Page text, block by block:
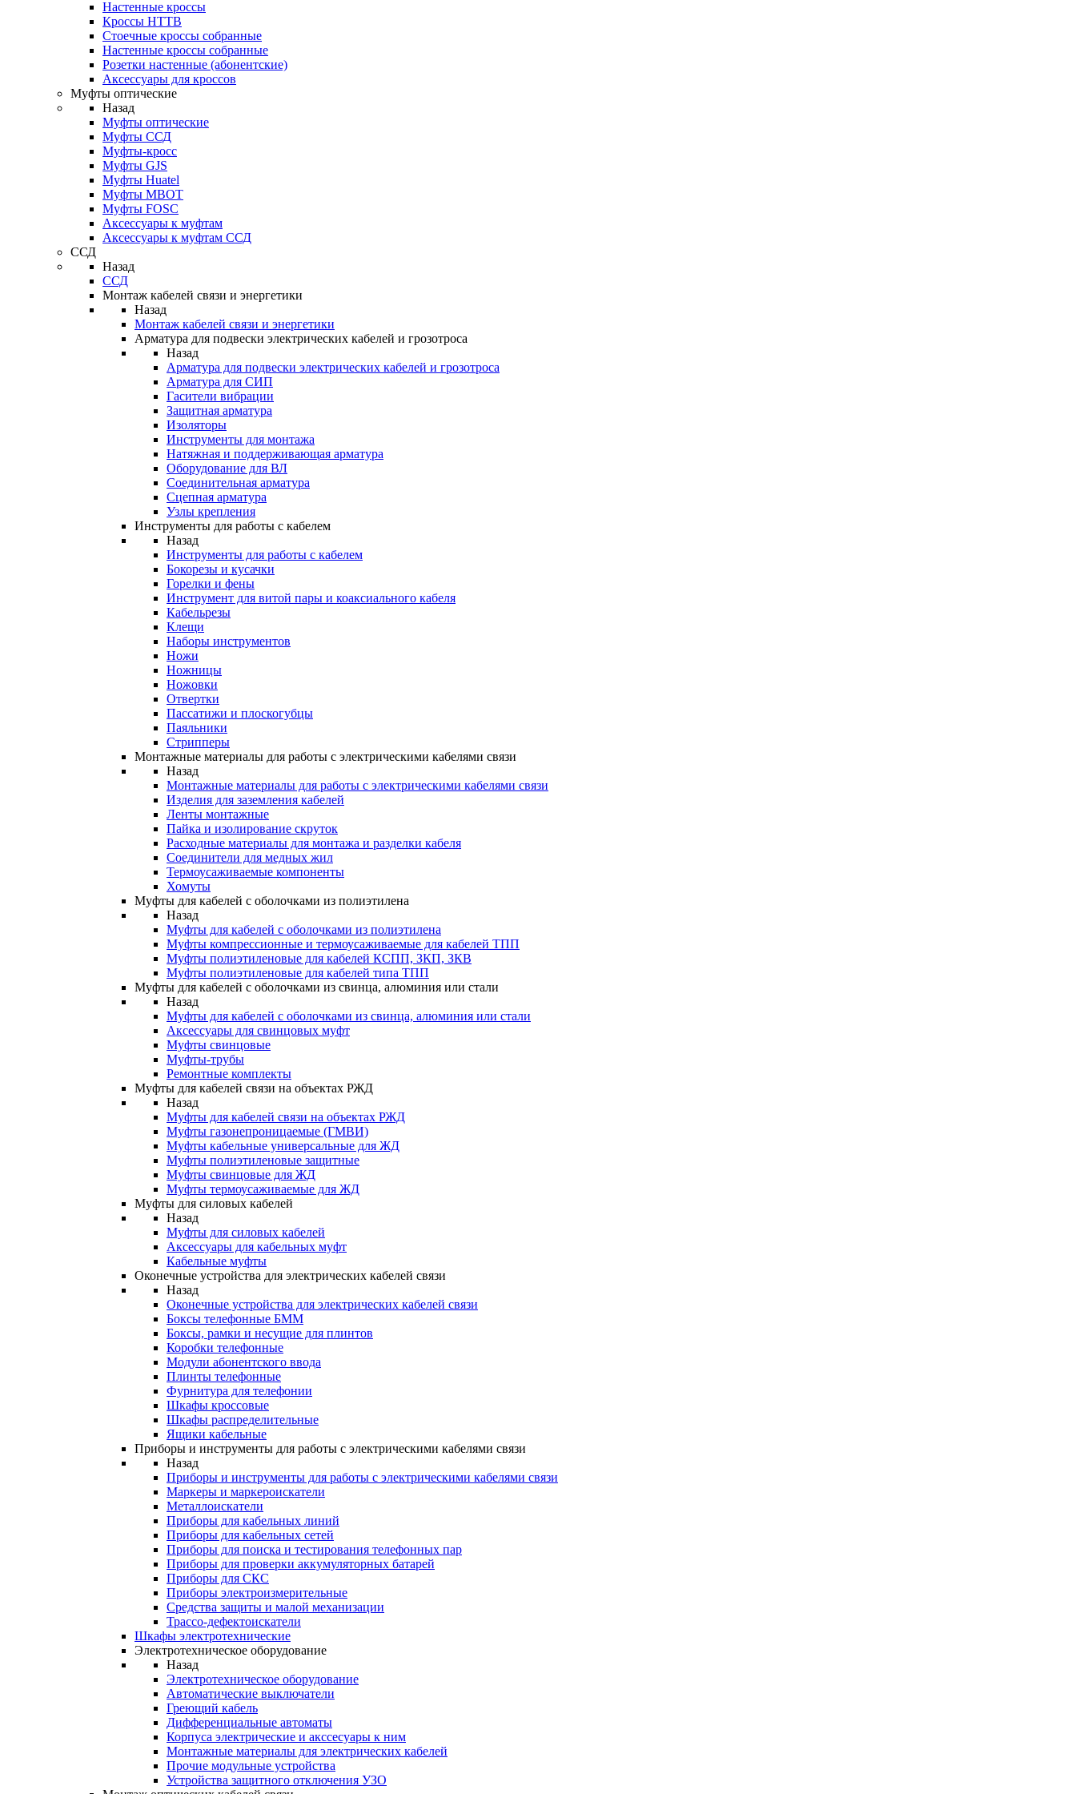
Настенные кроссы
Кроссы HTTB
Стоечные кроссы собранные
Настенные кроссы собранные
Розетки настенные (абонентские)
Аксессуары для кроссов
Муфты оптические
Назад
Муфты оптические
Муфты ССД
Муфты-кросс
Муфты GJS
Муфты Huatel
Муфты МВОТ
Муфты FOSC
Аксессуары к муфтам
Аксессуары к муфтам ССД
ССД
Назад
ССД
Монтаж кабелей связи и энергетики
Назад
Монтаж кабелей связи и энергетики
Арматура для подвески электрических кабелей и грозотроса
Назад
Арматура для подвески электрических кабелей и грозотроса
Арматура для СИП
Гасители вибрации
Защитная арматура
Изоляторы
Инструменты для монтажа
Натяжная и поддерживающая арматура
Оборудование для ВЛ
Соединительная арматура
Сцепная арматура
Узлы крепления
Инструменты для работы с кабелем
Назад
Инструменты для работы с кабелем
Бокорезы и кусачки
Горелки и фены
Инструмент для витой пары и коаксиального кабеля
Кабельрезы
Клещи
Наборы инструментов
Ножи
Ножницы
Ножовки
Отвертки
Пассатижи и плоскогубцы
Паяльники
Стрипперы
Монтажные материалы для работы с электрическими кабелями связи
Назад
Монтажные материалы для работы с электрическими кабелями связи
Изделия для заземления кабелей
Ленты монтажные
Пайка и изолирование скруток
Расходные материалы для монтажа и разделки кабеля
Соединители для медных жил
Термоусаживаемые компоненты
Хомуты
Муфты для кабелей с оболочками из полиэтилена
Назад
Муфты для кабелей с оболочками из полиэтилена
Муфты компрессионные и термоусаживаемые для кабелей ТПП
Муфты полиэтиленовые для кабелей КСПП, ЗКП, ЗКВ
Муфты полиэтиленовые для кабелей типа ТПП
Муфты для кабелей с оболочками из свинца, алюминия или стали
Назад
Муфты для кабелей с оболочками из свинца, алюминия или стали
Аксессуары для свинцовых муфт
Муфты свинцовые
Муфты-трубы
Ремонтные комплекты
Муфты для кабелей связи на объектах РЖД
Назад
Муфты для кабелей связи на объектах РЖД
Муфты газонепроницаемые (ГМВИ)
Муфты кабельные универсальные для ЖД
Муфты полиэтиленовые защитные
Муфты свинцовые для ЖД
Муфты термоусаживаемые для ЖД
Муфты для силовых кабелей
Назад
Муфты для силовых кабелей
Аксессуары для кабельных муфт
Кабельные муфты
Оконечные устройства для электрических кабелей связи
Назад
Оконечные устройства для электрических кабелей связи
Боксы телефонные БММ
Боксы, рамки и несущие для плинтов
Коробки телефонные
Модули абонентского ввода
Плинты телефонные
Фурнитура для телефонии
Шкафы кроссовые
Шкафы распределительные
Ящики кабельные
Приборы и инструменты для работы с электрическими кабелями связи
Назад
Приборы и инструменты для работы с электрическими кабелями связи
Маркеры и маркероискатели
Металлоискатели
Приборы для кабельных линий
Приборы для кабельных сетей
Приборы для поиска и тестирования телефонных пар
Приборы для проверки аккумуляторных батарей
Приборы для СКС
Приборы электроизмерительные
Средства защиты и малой механизации
Трассо-дефектоискатели
Шкафы электротехнические
Электротехническое оборудование
Назад
Электротехническое оборудование
Автоматические выключатели
Греющий кабель
Дифференциальные автоматы
Корпуса электрические и акссесуары к ним
Монтажные материалы для электрических кабелей
Прочие модульные устройства
Устройства защитного отключения УЗО